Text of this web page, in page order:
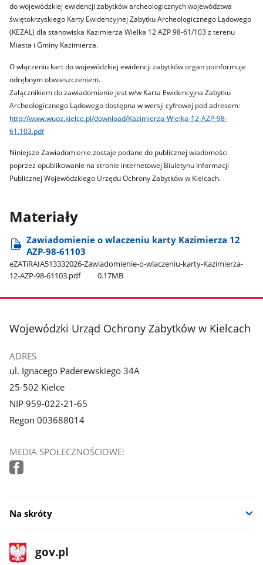
do wojewódzkiej ewidencji zabytków archeologicznych województwa
świętokrzyskiego Karty Ewidencyjnej Zabytku Archeologicznego Lądowego
(KEZAL) dla stanowiska Kazimierza Wielka 12 AZP 98-61/103 z terenu
Miasta i Gminy Kazimierza.
O włączeniu kart do wojewódzkiej ewidencji zabytków organ poinformuje
odrębnym obwieszczeniem.
Załącznikiem do zawiadomienie jest w/w Karta Ewidencyjna Zabytku
Archeologicznego Lądowego dostępna w wersji cyfrowej pod adresem:
http://www.wuoz.kielce.pl/download/Kazimierza-Wielka-12-AZP-98-
61.103.pdf
Niniejsze Zawiadomienie zostaje podane do publicznej wiadomości
poprzez opublikowanie na stronie internetowej Biuletynu Informacji
Publicznej Wojewódzkiego Urzędu Ochrony Zabytków w Kielcach.
Materiały
Zawiadomienie o wlaczeniu karty Kazimierza 12
AZP-98-61103
eZATiRAIA513332026-Zawiadomienie-o-wlaczeniu-karty-Kazimierza-
12-AZP-98-61103.pdf
0.17MB
stopka
Wojewódzki Urząd Ochrony Zabytków w Kielcach
ADRES
ul. Ignacego Paderewskiego 34A
25-502 Kielce
NIP 959-022-21-65
Regon 003688014
MEDIA SPOŁECZNOŚCIOWE:
Na skróty
stopka
gov.pl
Strona
gov.pl